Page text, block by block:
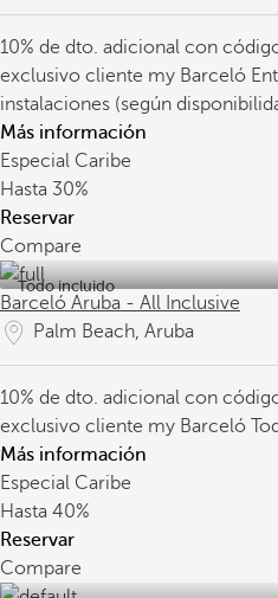
10% de dto. adicional con
exclusivo cliente my Barceló
instalaciones (según
Más información
Especial Caribe
Hasta 30%
Reservar
Compare
Todo incluido
Barceló Aruba - All Inclusive
Palm Beach, Aruba
10% de dto. adicional con
exclusivo cliente my Barceló
Más información
Especial Caribe
Hasta 40%
Reservar
Compare